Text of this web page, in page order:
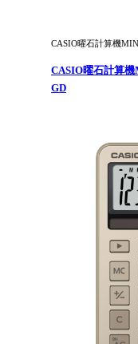
CASIO曜石計算機
CASIO曜石計算
GD